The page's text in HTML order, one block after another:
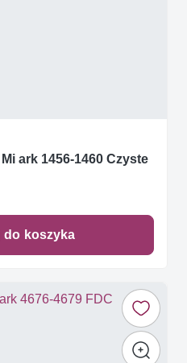
ark 1456-1460 Czyste
do koszyka